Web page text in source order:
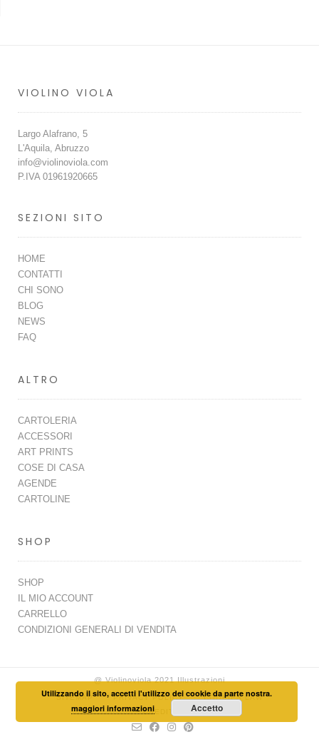
VIOLINO VIOLA
Largo Alafrano, 5
L'Aquila, Abruzzo
info@violinoviola.com
P.IVA 01961920665
SEZIONI SITO
HOME
CONTATTI
CHI SONO
BLOG
NEWS
FAQ
ALTRO
CARTOLERIA
ACCESSORI
ART PRINTS
COSE DI CASA
AGENDE
CARTOLINE
SHOP
SHOP
IL MIO ACCOUNT
CARRELLO
CONDIZIONI GENERALI DI VENDITA
@ Violinoviola 2021 Illustrazioni
SITEMAP PRIVACY POLICY
COOKIES LAW
CREDITI
Utilizzando il sito, accetti l'utilizzo dei cookie da parte nostra.
maggiori informazioni
Accetto